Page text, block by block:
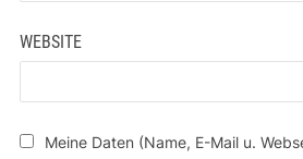
WEBSITE
Meine Daten (Name, E-Mail u.